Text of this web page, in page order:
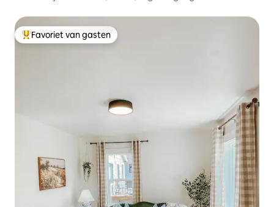
Topfavoriet van gasten
Favoriet van gasten